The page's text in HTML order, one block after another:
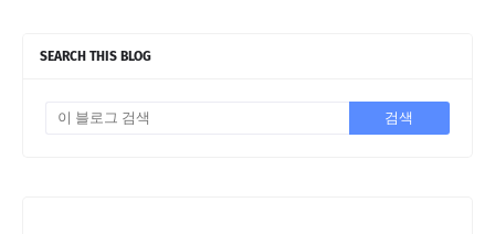
SEARCH THIS BLOG